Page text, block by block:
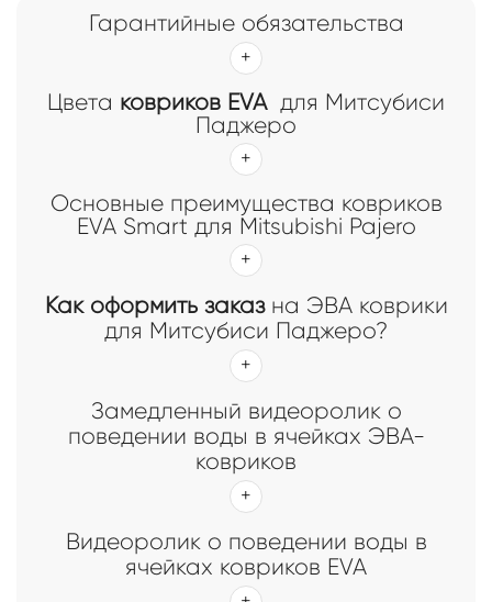
Гарантийные обязательства
Цвета ковриков EVAдля Митсубиcи
Паджеро
Основные преимущества ковриков
EVA Smart для Mitsubishi Pajero
Как оформить заказна ЭВА коврики
для Митсубиcи Паджеро?
Замедленный видеоролик о
поведении воды в ячейках ЭВА-
ковриков
Видеоролик о поведении воды в
ячейках ковриков EVA